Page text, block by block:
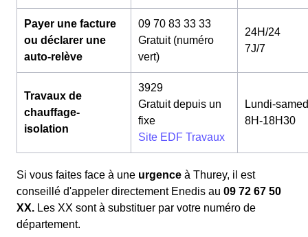
Payer une facture
ou déclarer une
auto-relève
09 70 83 33 33
Gratuit (numéro
vert)
24H/24
7J/7
Travaux de
chauffage-
isolation
3929
Gratuit depuis un
fixe
Site EDF Travaux
Lundi-
8H-18H30
Si vous faites face à une urgence à Thurey, il est
conseillé d'appeler directement Enedis au 09 72 67 50
XX. Les XX sont à substituer par votre numéro de
département.